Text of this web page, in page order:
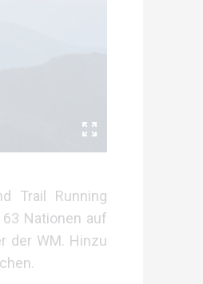
Trail Running
Nationen auf
der WM. Hinzu